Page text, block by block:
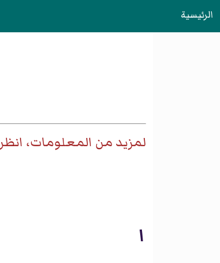
الرئيسية
لمزيد من المعلومات، انظر
ا